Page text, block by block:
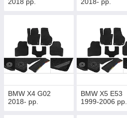
2018 рр. 2018- рр.
BMW X4 G02
2018- рр.
BMW X5 E53
1999-2006 рр.